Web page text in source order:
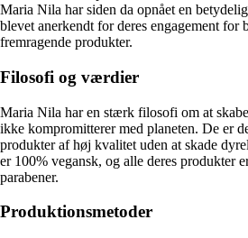
Maria Nila har siden da opnået en
blevet anerkendt for deres engagement for
fremragende produkter.
Filosofi og værdier
Maria Nila har en stærk filosofi om at
ikke kompromitterer med planeten. De er
produkter af høj kvalitet uden at skade
er 100% vegansk, og alle deres produkter
parabener.
Produktionsmetoder